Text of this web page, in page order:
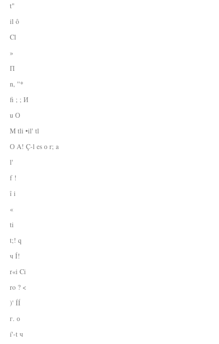
t"
il ô
Cl
»
П
n, ''*
fi ; ; И
u О
M tli •il' tl
О A! Ç-l es о r; a
l'
f !
î i
«
ti
t;! q
ч Í!
r«i Ci
ro ? <
)' ÍÍ
г. о
í'-t ч